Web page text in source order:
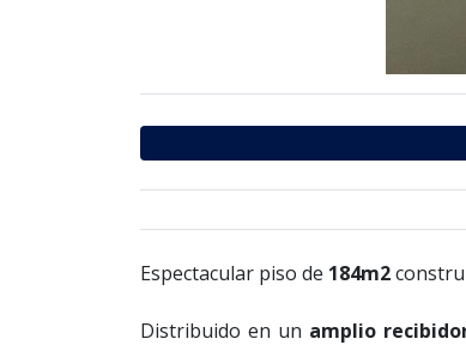
Espectacular piso de 184m2
Distribuido en un amplio